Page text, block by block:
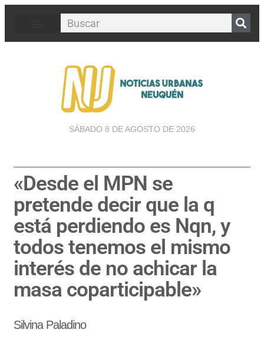
SÁBADO 8 DE AGOSTO DE 2026
«Desde el MPN se
pretende decir que la q
está perdiendo es Nqn, y
todos tenemos el mismo
interés de no achicar la
masa coparticipable»
Silvina Paladino